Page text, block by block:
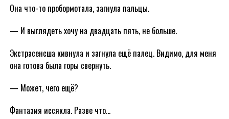
Она что-то пробормотала, загнула пальцы.
— И выглядеть хочу на двадцать пять, не больше.
Экстрасенсша кивнула и загнула ещё палец. Видимо, для меня
она готова была горы свернуть.
— Может, чего ещё?
Фантазия иссякла. Разве что…